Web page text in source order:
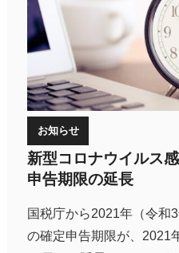
お知らせ
新型コロナウイルス
申告期限の延長
国税庁から2021年（令和
の確定申告期限が、2021